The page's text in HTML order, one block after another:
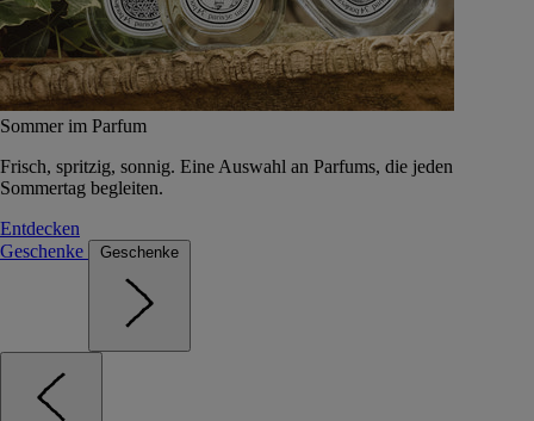
Sommer im Parfum
Frisch, spritzig, sonnig. Eine Auswahl an Parfums, die jeden
Sommertag begleiten.
Entdecken
Geschenke
Geschenke